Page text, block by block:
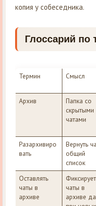
копия у собеседника.
Глоссарий по
Термин Смысл
Архив
Папка со
скрытыми
чатами
Разархивиро
вать
Вернуть
общий
список
Оставлять
чаты в
архиве
Фиксирует
чаты в
архиве